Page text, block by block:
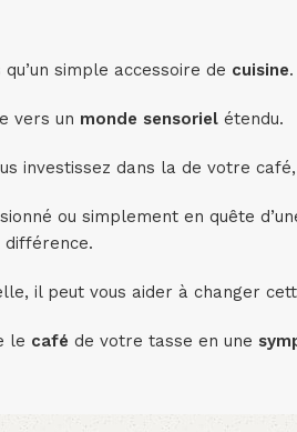
simple accessoire de cuisine.
vers un monde sensoriel étendu.
investissez dans la de votre
ou simplement en quête
il peut vous aider à changer
le café de votre tasse en une